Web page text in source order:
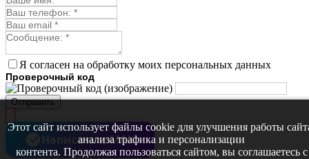
Этот сайт использует файлы cookie для улучшения работы
анализа трафика и персонализации
контента. Продолжая пользоваться сайтом, вы соглашаетесь с
Я согласен на обработку моих персональных данных
Проверочный код
Отправить
Написать в MAX